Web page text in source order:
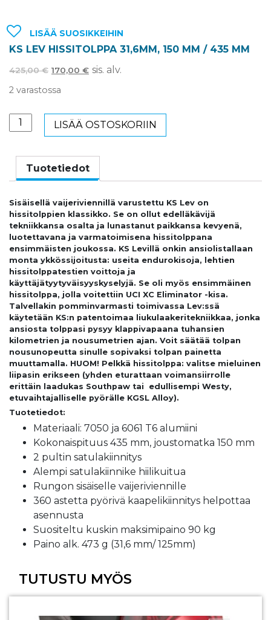
LISÄÄ SUOSIKKEIHIN
KS LEV HISSITOLPPA 31,6MM, 150 MM / 435 MM
425,00€ 170,00 € sis. alv.
2 varastossa
KS
LEV
31,6MM,
150
/
435
MM
määrä
LISÄÄ OSTOSKORIIN
Tuotetiedot
Sisäisellä vaijeriviennillä varustettu KS Lev on
hissitolppien klassikko. Se on ollut edelläkävijä
tekniikkansa osalta ja lunastanut paikkansa kevyenä,
luotettavana ja varmatoimisena hissitolppana
ensimmäisten joukossa. KS Levillä onkin ansiolistallaan
monta ykkössijoitusta: useita endurokisoja, lehtien
hissitolppatestien voittoja ja
käyttäjätyytyväisyyskyselyjä. Se oli myös ensimmäinen
hissitolppa, jolla voitettiin UCI XC Eliminator -kisa.
Talvellakin pomminvarmasti toimivassa Lev:ssä
käytetään KS:n patentoimaa liukulaakeritekniikkaa, jonka
ansiosta tolppasi pysyy klappivapaana tuhansien
kilometrien ja nousumetrien ajan. Voit säätää tolpan
nousunopeutta sinulle sopivaksi tolpan painetta
muuttamalla. HUOM! Pelkkä hissitolppa: valitse mieluinen
liipasin erikseen (yhden eturattaan voimansiirrolle
erittäin laadukas Southpaw tai edullisempi Westy,
etuvaihtajalliselle pyörälle KGSL Alloy).
Tuotetiedot:
Materiaali: 7050 ja 6061 T6 alumiini
Kokonaispituus 435 mm, joustomatka 150 mm
2 pultin satulakiinnitys
Alempi satulakiinnike hiilikuitua
Rungon sisäiselle vaijeriviennille
360 astetta pyörivä kaapelikiinnitys helpottaa
asennusta
Suositeltu kuskin maksimipaino 90 kg
Paino alk. 473 g (31,6 mm/ 125mm)
TUTUSTU MYÖS